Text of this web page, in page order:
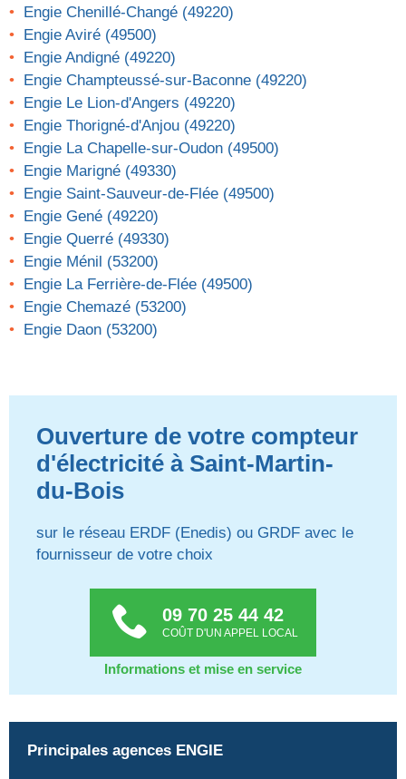
Engie Chenillé-Changé (49220)
Engie Aviré (49500)
Engie Andigné (49220)
Engie Champteussé-sur-Baconne (49220)
Engie Le Lion-d'Angers (49220)
Engie Thorigné-d'Anjou (49220)
Engie La Chapelle-sur-Oudon (49500)
Engie Marigné (49330)
Engie Saint-Sauveur-de-Flée (49500)
Engie Gené (49220)
Engie Querré (49330)
Engie Ménil (53200)
Engie La Ferrière-de-Flée (49500)
Engie Chemazé (53200)
Engie Daon (53200)
Ouverture de votre compteur
d'électricité à Saint-Martin-
du-Bois
sur le réseau ERDF (Enedis) ou GRDF avec le
fournisseur de votre choix
09 70 25 44 42
COÛT D'UN APPEL LOCAL
Informations et mise en service
Principales agences ENGIE